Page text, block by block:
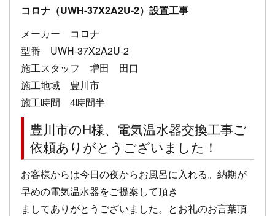
コロナ（UWH-37X2A2U-2）設置工事
メーカー コロナ
型番 UWH-37X2A2U-2
施工スタッフ 増田 田口
施工地域 豊川市
施工時間 4時間半
豊川市のH様、電気温水器交換工事ご
依頼ありがとうございました！
お客様からは今日の夜からお風呂に入れる。納期が
早めの電気温水器をご提案して頂き
ましてありがとうございました。とお礼のお言葉頂